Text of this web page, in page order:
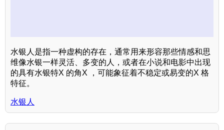
水银人是指一种虚构的存在，通常用来形容那些情感和思
维像水银一样灵活、多变的人，或者在小说和电影中出现
的具有水银特X 的角X ，可能象征着不稳定或易变的X 格
特征。
水银人